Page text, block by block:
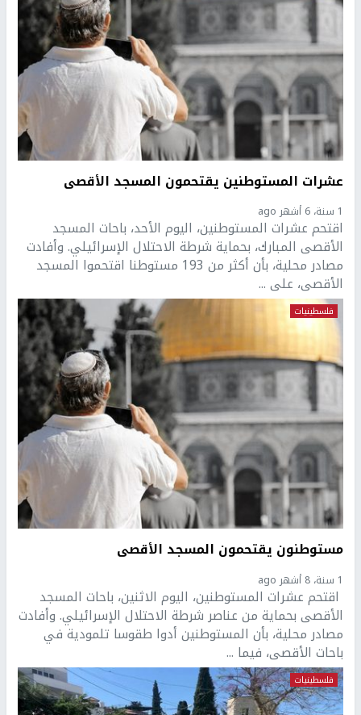
عشرات المستوطنين يقتحمون المسجد الأقصى
1 سنة، 6 أشهر ago
اقتحم عشرات المستوطنين، اليوم الأحد، باحات المسجد
الأقصى المبارك، بحماية شرطة الاحتلال الإسرائيلي. وأفادت
مصادر محلية، بأن أكثر من 193 مستوطنا اقتحموا المسجد
الأقصى، على ...
فلسطينيات
مستوطنون يقتحمون المسجد الأقصى
1 سنة، 8 أشهر ago
اقتحم عشرات المستوطنين، اليوم الاثنين، باحات المسجد
الأقصى بحماية من عناصر شرطة الاحتلال الإسرائيلي. وأفادت
مصادر محلية، بأن المستوطنين أدوا طقوسا تلمودية في
باحات الأقصى، فيما ...
فلسطينيات